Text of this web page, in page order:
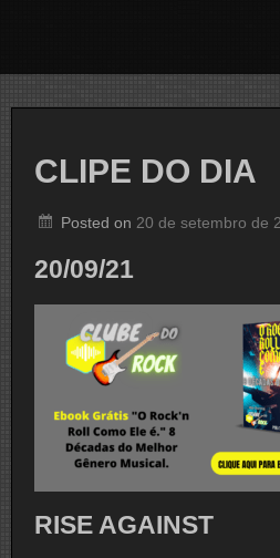
CLIPE DO DIA
Posted on 20 de setembro de
20/09/21
RISE AGAINST